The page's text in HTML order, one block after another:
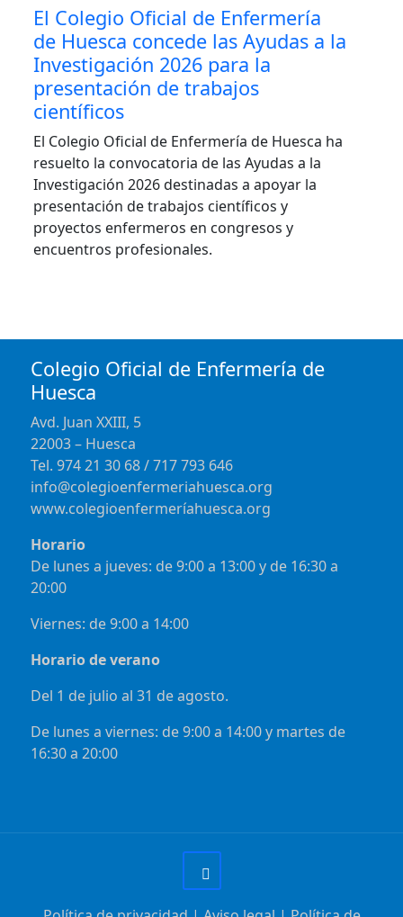
El Colegio Oficial de Enfermería
de Huesca concede las Ayudas a la
Investigación 2026 para la
presentación de trabajos
científicos
El Colegio Oficial de Enfermería de Huesca ha
resuelto la convocatoria de las Ayudas a la
Investigación 2026 destinadas a apoyar la
presentación de trabajos científicos y
proyectos enfermeros en congresos y
encuentros profesionales.
Colegio Oficial de Enfermería de
Huesca
Avd. Juan XXIII, 5
22003 – Huesca
Tel. 974 21 30 68 / 717 793 646
info@colegioenfermeriahuesca.org
www.colegioenfermeríahuesca.org
Horario
De lunes a jueves: de 9:00 a 13:00 y de 16:30 a
20:00
Viernes: de 9:00 a 14:00
Horario de verano
Del 1 de julio al 31 de agosto.
De lunes a viernes: de 9:00 a 14:00 y martes de
16:30 a 20:00